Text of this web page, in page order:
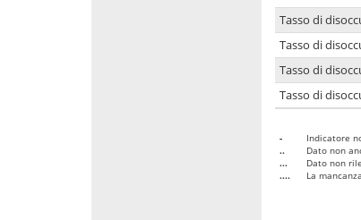
Tasso di
Tasso di
Tasso di
Tasso di
-
Indicatore
..
Dato non
...
Dato non
....
La